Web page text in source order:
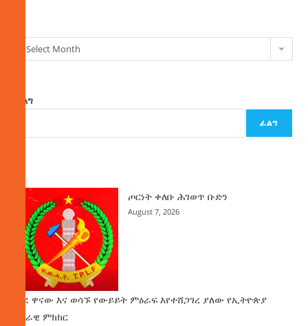
Select Month
ፈልግ
ፈልግ
ጦርነት ቀለቡ ሕገወጥ ቡድን
August 7, 2026
ወደ ዋናው እና ወሳኙ የውይይት ምዕራፍ እየተሸጋገረ ያለው የኢትዮጵያ
ሀገራዊ ምክክር